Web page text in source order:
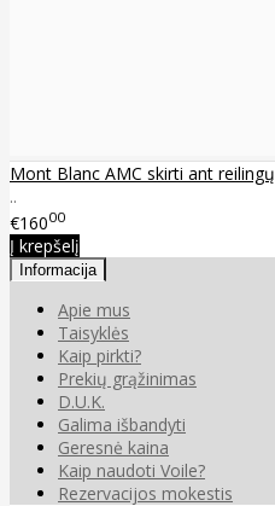
Mont Blanc AMC skirti ant reilingų
..
€16000
Į krepšelį
Informacija
Apie mus
Taisyklės
Kaip pirkti?
Prekių grąžinimas
D.U.K.
Galima išbandyti
Geresnė kaina
Kaip naudoti Voile?
Rezervacijos mokestis